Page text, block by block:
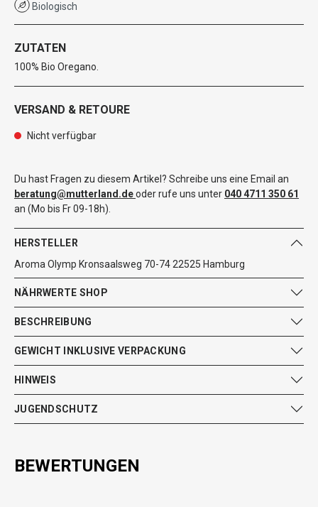
Biologisch
ZUTATEN
100% Bio Oregano.
VERSAND & RETOURE
Nicht verfügbar
Du hast Fragen zu diesem Artikel? Schreibe uns eine Email an
beratung@mutterland.deoder rufe uns unter 040 4711 350 61
an (Mo bis Fr 09-18h).
HERSTELLER
Aroma Olymp Kronsaalsweg 70-74 22525 Hamburg
NÄHRWERTE SHOP
BESCHREIBUNG
GEWICHT INKLUSIVE VERPACKUNG
HINWEIS
JUGENDSCHUTZ
BEWERTUNGEN